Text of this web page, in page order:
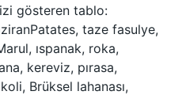
gösteren tablo:
taze fasulye,
ıspanak, roka,
kereviz, pırasa,
Brüksel lahanası,